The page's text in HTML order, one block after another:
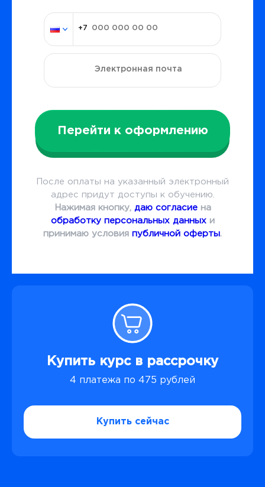
Перейти к оформлению
После оплаты на указанный электронный
адрес придут доступы к обучению.
Нажимая кнопку, даю согласиена
обработку персональных данныхи
принимаю условия публичной оферты.
Купить курс в рассрочку
4 платежа по 475 рублей
Купить сейчас